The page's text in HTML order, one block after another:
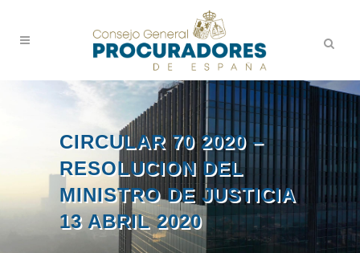
CIRCULAR 70 2020 –
RESOLUCION DEL
MINISTRO DE JUSTICIA
13 ABRIL 2020